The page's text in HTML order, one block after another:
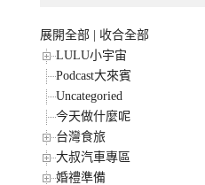
展開全部
收合全部
LULU小宇宙
Podcast大來賓
Uncategoried
今天做什麼呢
台灣食旅
大叔汽車專區
婚禮準備